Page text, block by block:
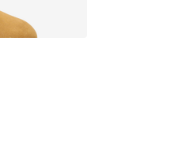
Prix en baisse de € 74,99 à